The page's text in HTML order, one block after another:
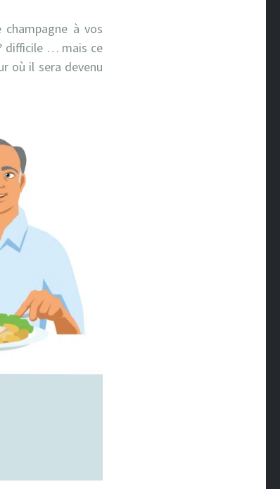
à vos
difficile … mais ce
où il sera devenu